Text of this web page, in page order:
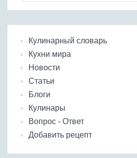
Кулинарный словарь
Кухни мира
Новости
Статьи
Блоги
Кулинары
Вопрос - Ответ
Добавить рецепт